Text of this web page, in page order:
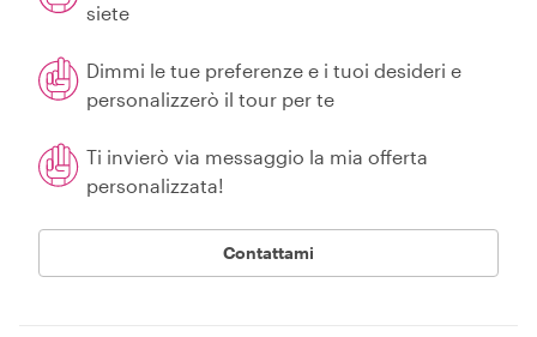
siete
Dimmi le tue preferenze e i tuoi desideri e
personalizzerò il tour per te
Ti invierò via messaggio la mia offerta
personalizzata!
Contattami